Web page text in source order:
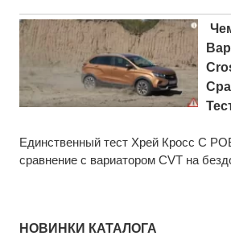
Единственный тест Хрей Кросс С
сравнение с вариатором CVT на
НОВИНКИ КАТАЛОГА